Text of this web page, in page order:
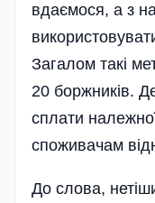
вдаємося, а з
Загалом такі
20 боржників.
сплати
споживачам
До слова,